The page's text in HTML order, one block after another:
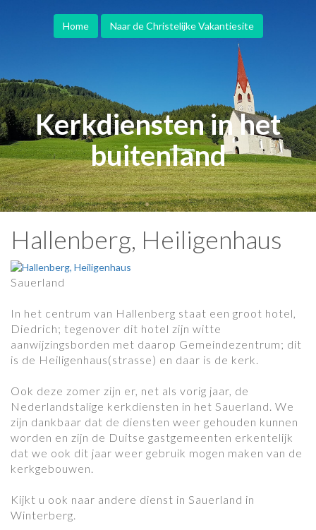
Home Naar de Christelijke Vakantiesite
Kerkdiensten in het
buitenland
Hallenberg, Heiligenhaus
Sauerland
In het centrum van Hallenberg staat een groot hotel,
Diedrich; tegenover dit hotel zijn witte
aanwijzingsborden met daarop Gemeindezentrum; dit
is de Heiligenhaus(strasse) en daar is de kerk.
Ook deze zomer zijn er, net als vorig jaar, de
Nederlandstalige kerkdiensten in het Sauerland. We
zijn dankbaar dat de diensten weer gehouden kunnen
worden en zijn de Duitse gastgemeenten erkentelijk
dat we ook dit jaar weer gebruik mogen maken van de
kerkgebouwen.
Kijkt u ook naar andere dienst in Sauerland in
Winterberg.